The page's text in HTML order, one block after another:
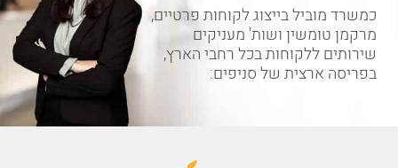
כמשרד מוביל בייצוג לקוחות פרטיים,
מרקמן טומשין ושות' מעניקים
שירותים ללקוחות בכל רחבי הארץ,
בפריסה ארצית של סניפים: